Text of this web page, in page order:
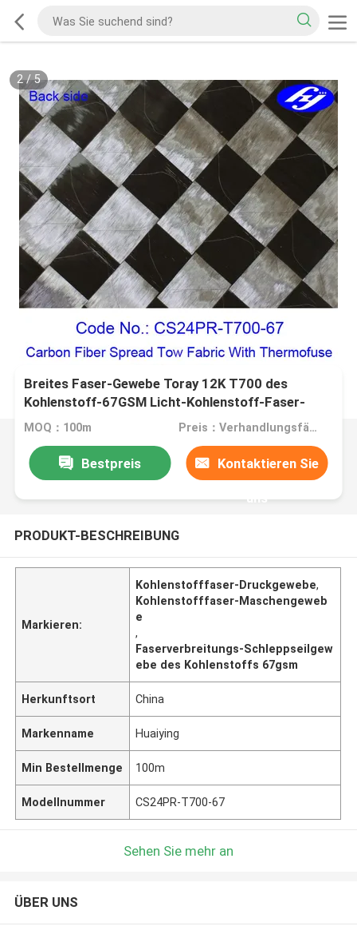
2/5
Breites Faser-Gewebe Toray 12K T700 des
Kohlenstoff-67GSM Licht-Kohlenstoff-Faser-
Verbreitungs-Schleppseil-Gewebe ultra
MOQ：100m Preis：Verhandlungsfähig
Bestpreis Kontaktieren Sie
uns
PRODUKT-BESCHREIBUNG
Markieren:
Kohlenstofffaser-Druckgewebe,
Kohlenstofffaser-Maschengeweb
e
,
Faserverbreitungs-Schleppseilgew
ebe des Kohlenstoffs 67gsm
Herkunftsort China
Markenname Huaiying
Min Bestellmenge 100m
Modellnummer CS24PR-T700-67
Sehen Sie mehr an
ÜBER UNS